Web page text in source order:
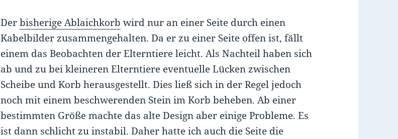
Derbisherige Ablaichkorb wird nur an einer Seite durch einen
Kabelbilder zusammengehalten. Da er zu einer Seite offen ist, fällt
einem das Beobachten der Elterntiere leicht. Als Nachteil haben sich
ab und zu bei kleineren Elterntiere eventuelle Lücken zwischen
Scheibe und Korb herausgestellt. Dies ließ sich in der Regel jedoch
noch mit einem beschwerenden Stein im Korb beheben. Ab einer
bestimmten Größe machte das alte Design aber einige Probleme. Es
ist dann schlicht zu instabil. Daher hatte ich auch die Seite die